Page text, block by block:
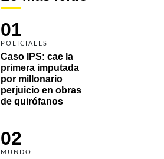
01
POLICIALES
Caso IPS: cae la
primera imputada
por millonario
perjuicio en obras
de quirófanos
02
MUNDO